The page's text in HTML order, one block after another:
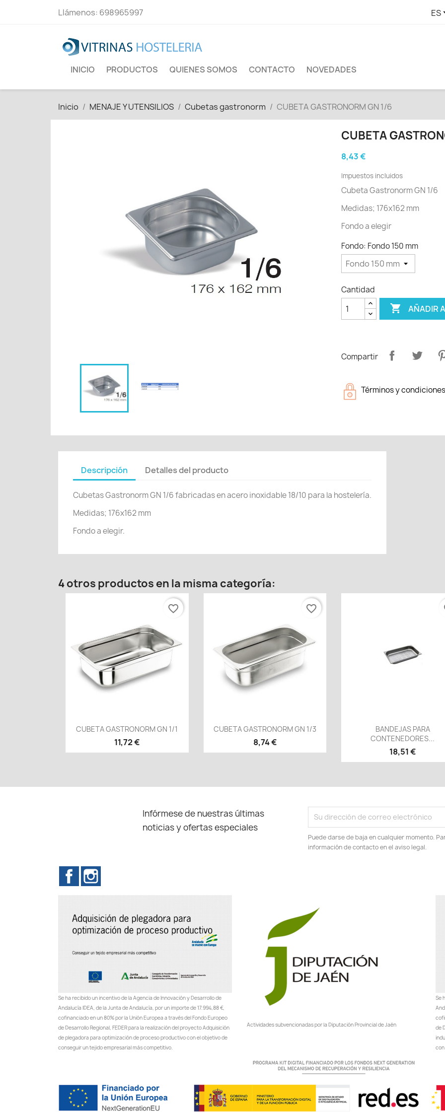
Llámenos: 698965997 ES
INICIO PRODUCTOS QUIENES SOMOS CONTACTO NOVEDADES
Inicio MENAJE Y UTENSILIOS Cubetas gastronorm CUBETA GASTRONORM GN 1/6
CUBETA
8,43 €
Impuestos incluidos
Cubeta Gastronorm GN 1/6
Medidas; 176x162 mm
Fondo a elegir
Fondo: Fondo 150 mm
Cantidad
 AÑADIR
Compartir
Términos y condiciones
Descripción Detalles del producto
Cubetas Gastronorm GN 1/6 fabricadas en acero inoxidable 18/10 para la hostelería.
Medidas; 176x162 mm
Fondo a elegir.
4 otros productos en la misma categoría:
Vista rápida
CUBETA GASTRONORM GN 1/1
11,72 €
favorite_border
Vista rápida
CUBETA GASTRONORM GN 1/3
8,74 €
favorite_border
Vista rápida
BANDEJAS PARA
CONTENEDORES...
18,51 €
Infórmese de nuestras últimas
noticias y ofertas especiales
Puede darse de baja en cualquier momento.
información de contacto en el aviso legal.
Facebook
Se ha recibido un incentivo de la Agencia de Innovación y Desarrollo de
Andalucía IDEA, de la Junta de Andalucía, por un importe de 17.994,88 €,
cofinanciado en un 80% por la Unión Europea a través del Fondo Europeo
de Desarrollo Regional, FEDER para la realización del proyecto Adquisición
de plegadora para optimización de proceso productivo con el objetivo de
conseguir un tejido empresarial más competitivo.
Actividades subvencionadas por la Diputación Provincial de Jaén
Se
de